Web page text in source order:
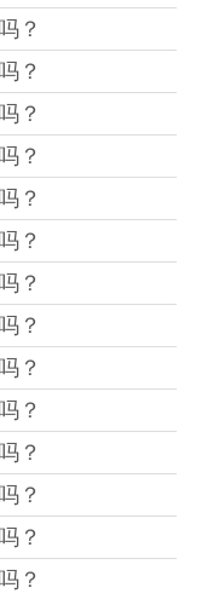
？
？
？
？
？
？
？
？
？
？
？
？
？
？